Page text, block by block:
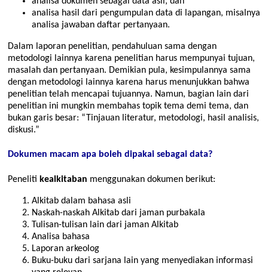
analisa hasil dari pengumpulan data di lapangan, misalnya
analisa jawaban daftar pertanyaan.
Dalam laporan penelitian, pendahuluan sama dengan
metodologi lainnya karena penelitian harus mempunyai tujuan,
masalah dan pertanyaan. Demikian pula, kesimpulannya sama
dengan metodologi lainnya karena harus menunjukkan bahwa
penelitian telah mencapai tujuannya. Namun, bagian lain dari
penelitian ini mungkin membahas topik tema demi tema, dan
bukan garis besar: “Tinjauan literatur, metodologi, hasil analisis,
diskusi.”
Dokumen macam apa boleh dipakai sebagai data?
Peneliti kealkitaban menggunakan dokumen berikut:
Alkitab dalam bahasa asli
Naskah-naskah Alkitab dari jaman purbakala
Tulisan-tulisan lain dari jaman Alkitab
Analisa bahasa
Laporan arkeolog
Buku-buku dari sarjana lain yang menyediakan informasi